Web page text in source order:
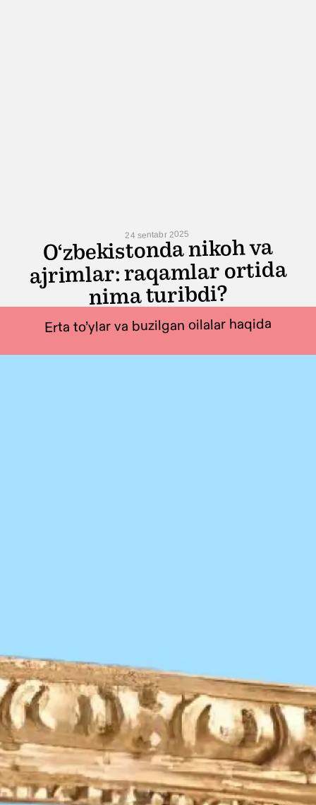
Erta to’ylar va buzilgan oilalar haqida
24 sentabr 2025
O‘zbekistonda nikoh va
ajrimlar: raqamlar ortida
nima turibdi?